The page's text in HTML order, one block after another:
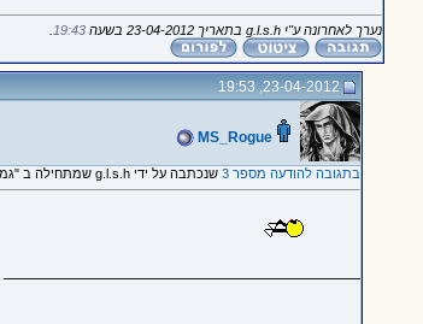
נערך לאחרונה ע"י g.l.s.h בתאריך 23-04-2012 בשעה 19:43
23-04-2012, 19:53
MS_Rogue
בתגובה להודעה מספר 3 שנכתבה על ידי g.l.s.h שמתחילה ב "גמני גמני גמני!!!"